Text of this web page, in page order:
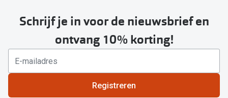
Schrijf je in voor de nieuwsbrief en
ontvang 10% korting!
Registreren